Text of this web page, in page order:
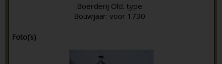
Boerderij Old. type
Bouwjaar: voor 1730
Foto(’s)